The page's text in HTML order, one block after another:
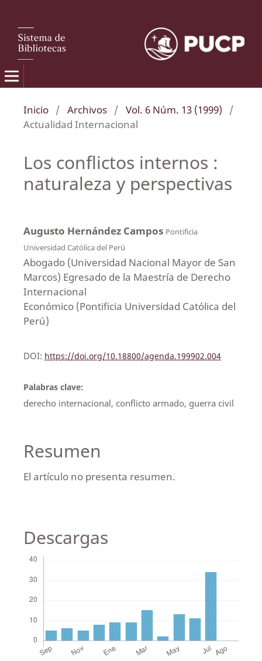
Inicio / Archivos / Vol. 6 Núm. 13 (1999)
/
Actualidad Internacional
Los conflictos internos :
naturaleza y perspectivas
Augusto Hernández Campos Pontificia
Universidad Católica del Perú
Abogado (Universidad Nacional Mayor de San
Marcos) Egresado de la Maestría de Derecho
Internacional
Económico (Pontificia Universidad Católica del
Perú)
DOI: https://doi.org/10.18800/agenda.199902.004
Palabras clave:
derecho internacional, conflicto armado, guerra civil
Resumen
El artículo no presenta resumen.
Descargas